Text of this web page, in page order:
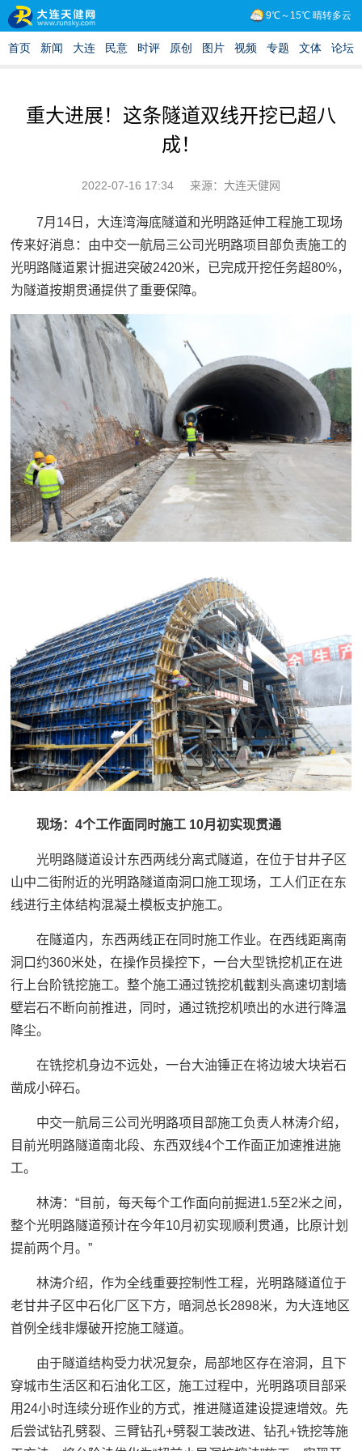
重大进展！这条隧道双线开挖已超八
成！
2022-07-16 17:34 来源：大连天健网
7月14日，大连湾海底隧道和光明路延伸工程施工现场
传来好消息：由中交一航局三公司光明路项目部负责施工的
光明路隧道累计掘进突破2420米，已完成开挖任务超80%，
为隧道按期贯通提供了重要保障。
现场：4个工作面同时施工 10月初实现贯通
光明路隧道设计东西两线分离式隧道，在位于甘井子区
山中二街附近的光明路隧道南洞口施工现场，工人们正在东
线进行主体结构混凝土模板支护施工。
在隧道内，东西两线正在同时施工作业。在西线距离南
洞口约360米处，在操作员操控下，一台大型铣挖机正在进
行上台阶铣挖施工。整个施工通过铣挖机截割头高速切割墙
壁岩石不断向前推进，同时，通过铣挖机喷出的水进行降温
降尘。
在铣挖机身边不远处，一台大油锤正在将边坡大块岩石
凿成小碎石。
中交一航局三公司光明路项目部施工负责人林涛介绍，
目前光明路隧道南北段、东西双线4个工作面正加速推进施
工。
林涛：“目前，每天每个工作面向前掘进1.5至2米之间，
整个光明路隧道预计在今年10月初实现顺利贯通，比原计划
提前两个月。”
林涛介绍，作为全线重要控制性工程，光明路隧道位于
老甘井子区中石化厂区下方，暗洞总长2898米，为大连地区
首例全线非爆破开挖施工隧道。
由于隧道结构受力状况复杂，局部地区存在溶洞，且下
穿城市生活区和石油化工区，施工过程中，光明路项目部采
用24小时连续分班作业的方式，推进隧道建设提速增效。先
后尝试钻孔劈裂、三臂钻孔+劈裂工装改进、钻孔+铣挖等施